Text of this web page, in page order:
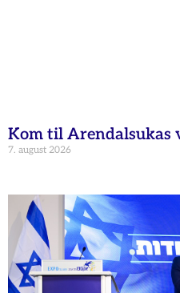
Kom til Arendalsukas
7. august 2026